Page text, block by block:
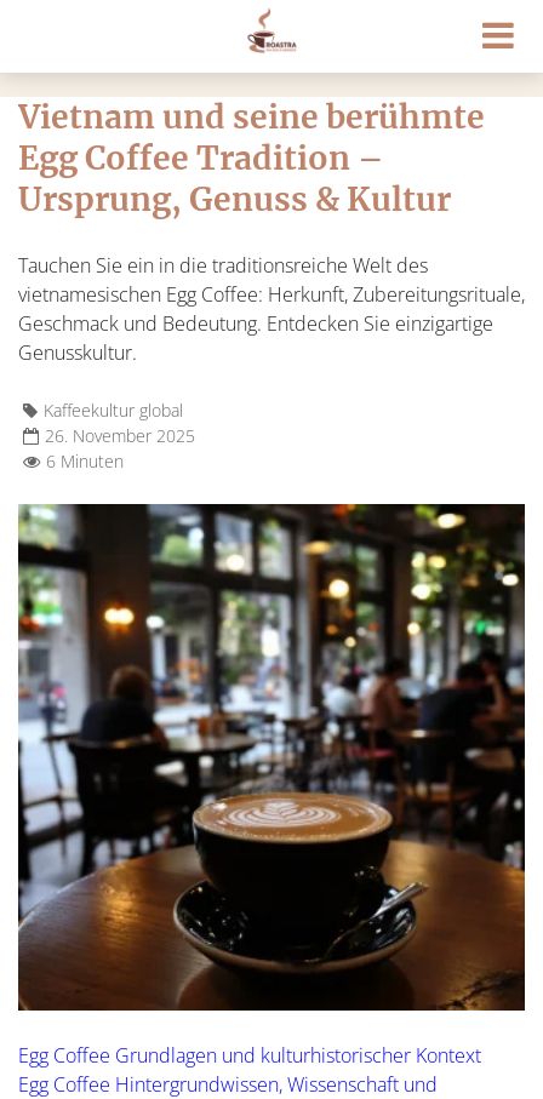
Vietnam und seine berühmte
Egg Coffee Tradition –
Ursprung, Genuss & Kultur
Tauchen Sie ein in die traditionsreiche Welt des
vietnamesischen Egg Coffee: Herkunft, Zubereitungsrituale,
Geschmack und Bedeutung. Entdecken Sie einzigartige
Genusskultur.
Kaffeekultur global
26. November 2025
6 Minuten
Egg Coffee Grundlagen und kulturhistorischer Kontext
Egg Coffee Hintergrundwissen, Wissenschaft und